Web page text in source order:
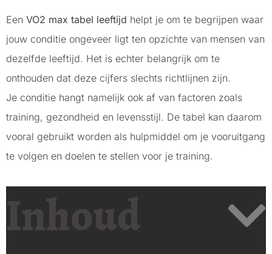
Een VO2 max tabel leeftijd helpt je om te begrijpen waar
jouw conditie ongeveer ligt ten opzichte van mensen van
dezelfde leeftijd. Het is echter belangrijk om te
onthouden dat deze cijfers slechts richtlijnen zijn.
Je conditie hangt namelijk ook af van factoren zoals
training, gezondheid en levensstijl. De tabel kan daarom
vooral gebruikt worden als hulpmiddel om je vooruitgang
te volgen en doelen te stellen voor je training.
Inhoud